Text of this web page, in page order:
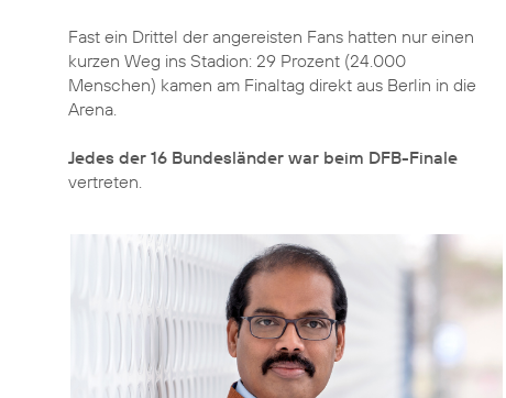
Fast ein Drittel der angereisten Fans hatten nur einen
kurzen Weg ins Stadion: 29 Prozent (24.000
Menschen) kamen am Finaltag direkt aus Berlin in die
Arena.
Jedes der 16 Bundesländer war beim DFB-Finale
vertreten.